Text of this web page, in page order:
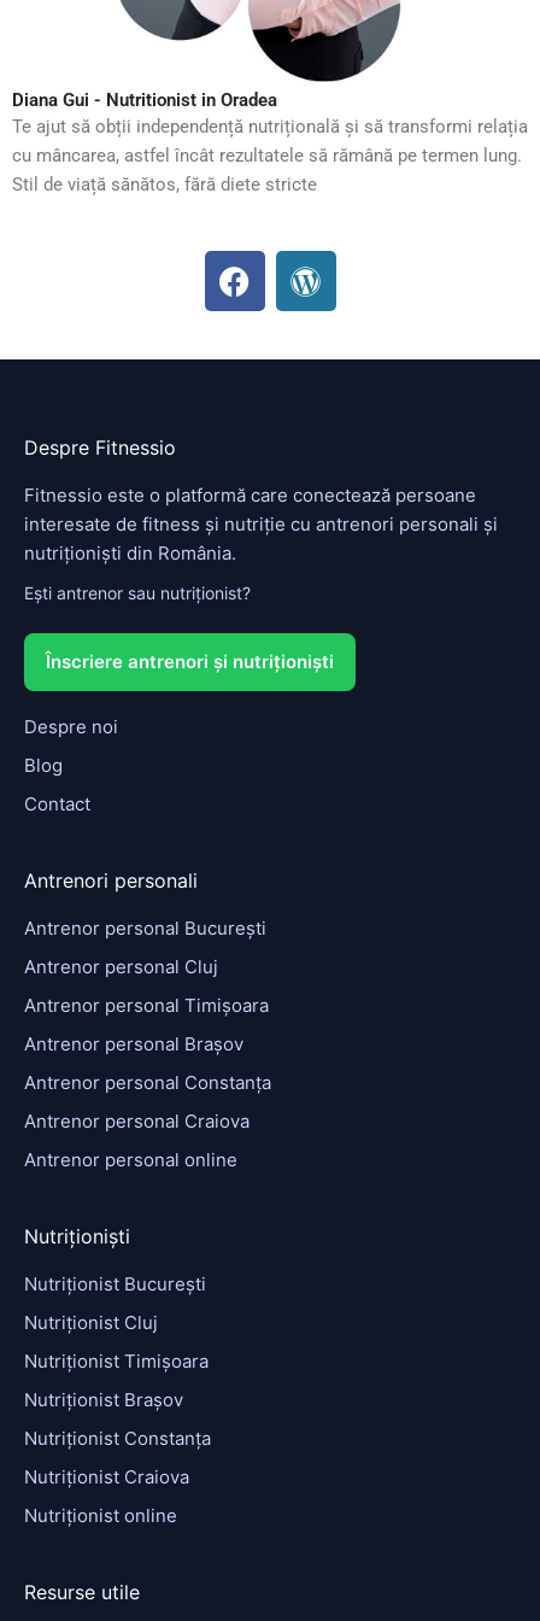
Diana Gui - Nutritionist in Oradea
Te ajut să obții independență nutrițională și să transformi relația
cu mâncarea, astfel încât rezultatele să rămână pe termen lung.
Stil de viață sănătos, fără diete stricte
F
a
e
W
o
d
s
Despre Fitnessio
Fitnessio este o platformă care conectează persoane
interesate de fitness și nutriție cu antrenori personali și
nutriționiști din România.
Ești antrenor sau nutriționist?
Înscriere antrenori și nutriționiști
Despre noi
Blog
Contact
Antrenori personali
Antrenor personal București
Antrenor personal Cluj
Antrenor personal Timișoara
Antrenor personal Brașov
Antrenor personal Constanța
Antrenor personal Craiova
Antrenor personal online
Nutriționiști
Nutriționist București
Nutriționist Cluj
Nutriționist Timișoara
Nutriționist Brașov
Nutriționist Constanța
Nutriționist Craiova
Nutriționist online
Resurse utile